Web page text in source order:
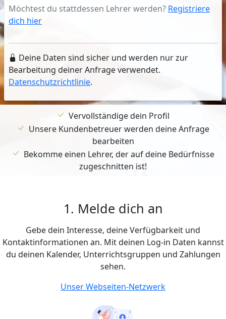
Möchtest du stattdessen Lehrer werden? Registriere
dich hier
Deine Daten sind sicher und werden nur zur
Bearbeitung deiner Anfrage verwendet.
Datenschutzrichtlinie.
Vervollständige dein Profil
Unsere Kundenbetreuer werden deine Anfrage
bearbeiten
Bekomme einen Lehrer, der auf deine Bedürfnisse
zugeschnitten ist!
1. Melde dich an
Gebe dein Interesse, deine Verfügbarkeit und
Kontaktinformationen an. Mit deinen Log-in Daten kannst
du deinen Kalender, Unterrichtsgruppen und Zahlungen
sehen.
Unser Webseiten-Netzwerk